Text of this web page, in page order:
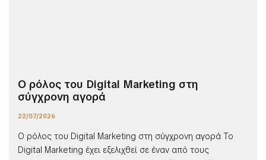
Ο ρόλος του Digital Marketing στη
σύγχρονη αγορά
22/07/2026
Ο ρόλος του Digital Marketing στη σύγχρονη αγορά Το
Digital Marketing έχει εξελιχθεί σε έναν από τους